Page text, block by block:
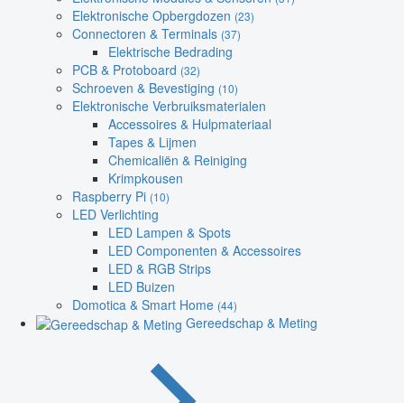
Elektronische Opbergdozen (23)
Connectoren & Terminals (37)
Elektrische Bedrading
PCB & Protoboard (32)
Schroeven & Bevestiging (10)
Elektronische Verbruiksmaterialen
Accessoires & Hulpmateriaal
Tapes & Lijmen
Chemicaliën & Reiniging
Krimpkousen
Raspberry Pi (10)
LED Verlichting
LED Lampen & Spots
LED Componenten & Accessoires
LED & RGB Strips
LED Buizen
Domotica & Smart Home (44)
Gereedschap & Meting